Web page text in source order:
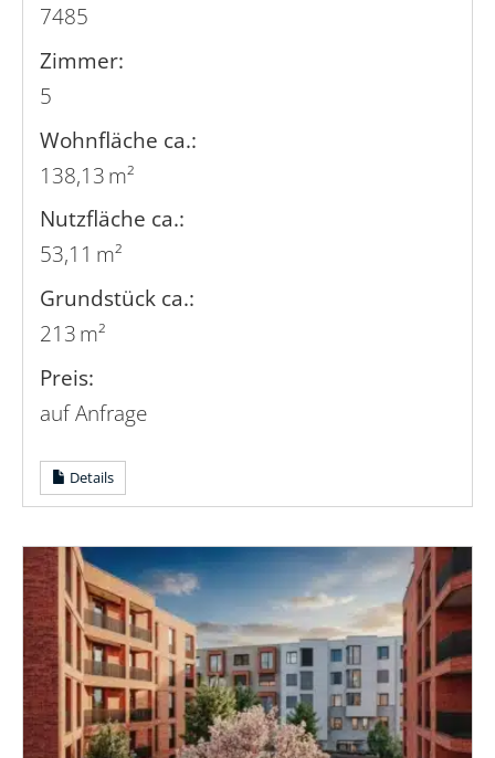
7485
Zimmer:
5
Wohnfläche ca.:
138,13 m²
Nutzfläche ca.:
53,11 m²
Grund­stück ca.:
213 m²
Preis:
auf Anfrage
Details